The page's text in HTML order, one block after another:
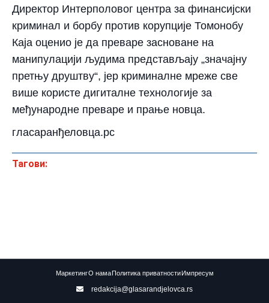
Директор Интерполовог центра за финансијски
криминал и борбу против корупције Томонобу
Каја оценио је да преваре засноване на
манипулацији људима представљају „значајну
претњу друштву“, јер криминалне мреже све
више користе дигиталне технологије за
међународне преваре и прање новца.
гласаранђеловца.рс
Тагови:
МаркетингО намаПолитика приватности Импресум
redakcija@glasarandjelovca.rs